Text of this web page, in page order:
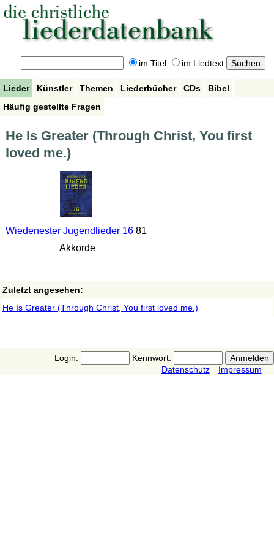
im Titel im Liedtext
Lieder Künstler Themen Liederbücher CDs
Bibel
Häufig gestellte Fragen
He Is Greater (Through Christ, You first
loved me.)
Wiedenester Jugendlieder 1681
Akkorde
Zuletzt angesehen:
He Is Greater (Through Christ, You first loved me.)
Login:
Kennwort:
Datenschutz
Impressum